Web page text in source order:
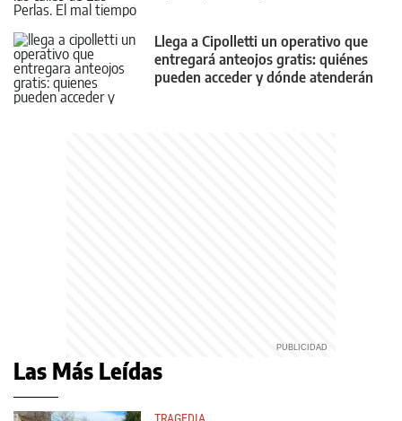
Llega a Cipolletti un operativo que
entregará anteojos gratis: quiénes
pueden acceder y dónde atenderán
Las Más Leídas